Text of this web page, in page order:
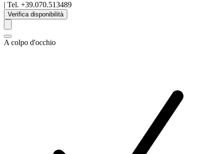
| Tel. +39.070.513489
Verifica disponibilità
A colpo d'occhio